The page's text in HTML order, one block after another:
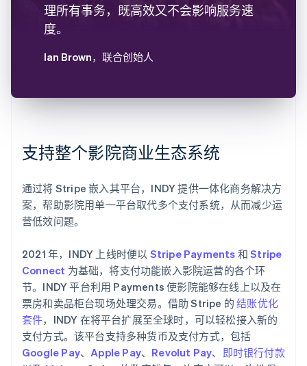
理所有事务，既高效又不会影响服务速
度。
Ian Brown，联合创始人
支持整个影院商业生态系统
通过将 Stripe 嵌入其平台，INDY 提供一体化商务解决方
案，帮助影院用单一平台取代多个支付系统，从而减少运
营低效问题。
2021 年，INDY 上线时便以 Stripe Payments 和Stripe
Connect 为基础，将支付功能嵌入影院运营的各个环
节。INDY 平台利用 Payments 使影院能够在线上以及在
票房和卖品柜台现场处理交易。借助 Stripe 的结账优化
套件，INDY 在将平台扩展至全球时，可以轻松接入新的
支付方式。该平台支持多种货币及支付方式，包括
Google Pay、 Apple Pay、 Revolut Pay、 即时银行付款